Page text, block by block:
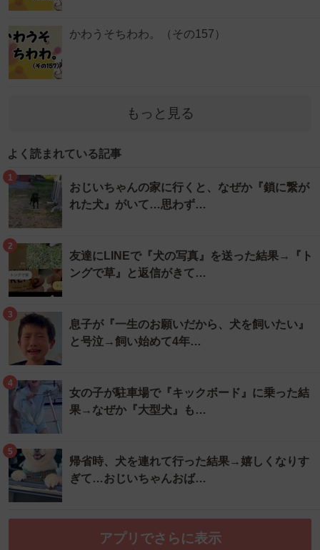
かわうそちわわ。（その157）
もっと見る
よく読まれている記事
1
おじいちゃんの家に行くと、なぜか『鎖に繋が
れた犬』がいて…思わず…
2
友達にLINEで『犬の写真』を送った結果→『ト
ングで草』と返信がきて…
3
息子が『一生のお願いだから、犬を飼いたい』
と号泣→飼い始めて4年…
4
女の子が駐車場で『キックボード』に乗った結
果→なぜか『大型犬』も…
5
帰省時、犬を連れて行った結果→嬉しくなりす
ぎて…おじいちゃんおば…
アプリでさらに表示